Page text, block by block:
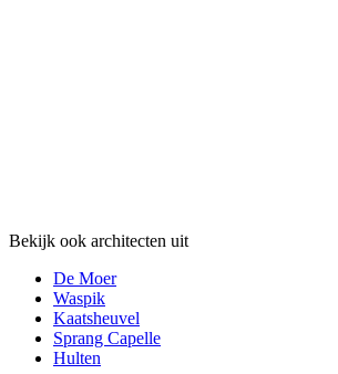
Bekijk ook architecten uit
De Moer
Waspik
Kaatsheuvel
Sprang Capelle
Hulten